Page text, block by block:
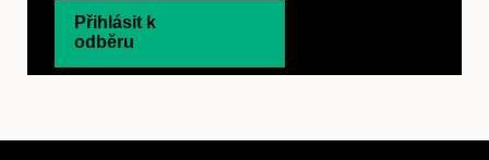
Přihlásit k
odběru